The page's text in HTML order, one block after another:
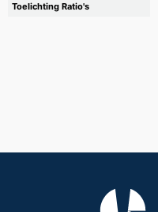
Toelichting Ratio's